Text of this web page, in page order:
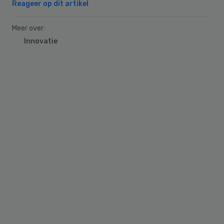
Reageer op dit artikel
Meer over:
Innovatie